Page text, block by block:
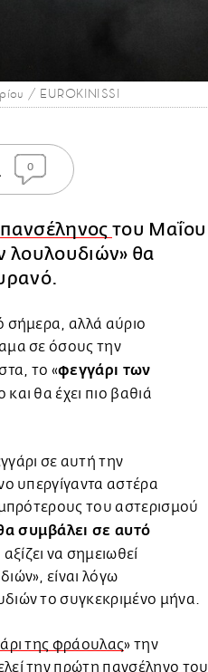
/ EUROKINISSI
0
πανσέληνος του Μαΐου
λουλουδιών» θα
σήμερα, αλλά αύριο
σε όσους την
το «φεγγάρι των
θα έχει πιο βαθιά
σε αυτή την
υπεργίγαντα αστέρα
του αστερισμού
συμβάλει σε αυτό
να σημειωθεί
είναι λόγω
το συγκεκριμένο μήνα.
της φράουλας» την
την πρώτη πανσέληνο του